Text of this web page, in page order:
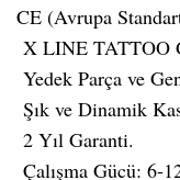
CE (Avrupa
X LINE TATTOO
Yedek Parça ve
Şık ve Dinamik
2 Yıl Garanti.
Çalışma Gücü: 6-